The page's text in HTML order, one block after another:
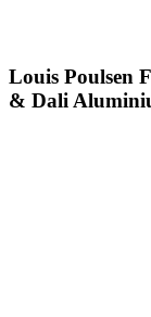
Louis Poulsen
& Dali